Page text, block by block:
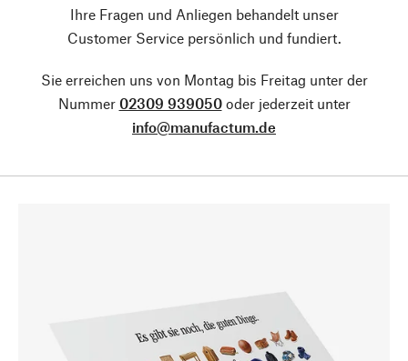
Ihre Fragen und Anliegen behandelt unser
Customer Service persönlich und fundiert.
Sie erreichen uns von Montag bis Freitag unter der
Nummer 02309 939050oder jederzeit unter
info@manufactum.de